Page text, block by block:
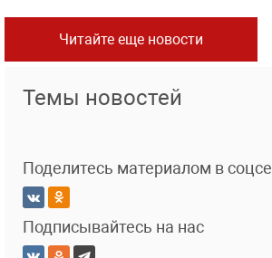
Читайте еще новости
Темы новостей
Поделитесь материалом в
Подписывайтесь на нас